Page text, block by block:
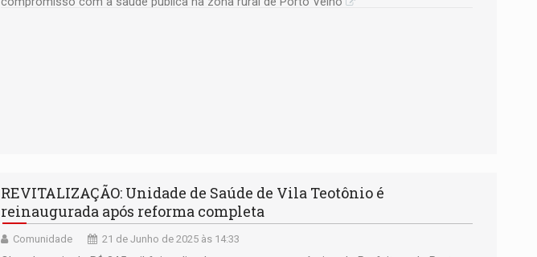
REVITALIZAÇÃO: Unidade de Saúde de Vila Teotônio é
reinaugurada após reforma completa
Comunidade 21 de Junho de 2025 às 14:33